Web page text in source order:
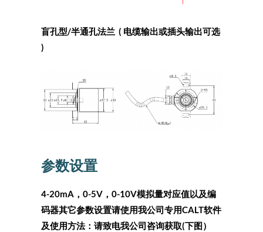
盲孔型/半通孔法兰 ( 电缆输出或插头输出可选
)
参数设置
4-20mA，0-5V，0-10V模拟量对应值以及编
码器其它参数设置请使用我公司专用CALT软件
及使用方法：请致电我公司咨询获取(下图）